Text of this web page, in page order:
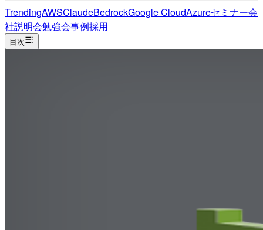
TrendingAWSClaudeBedrockGoogle CloudAzureセミナー会
社説明会勉強会事例採用
目次